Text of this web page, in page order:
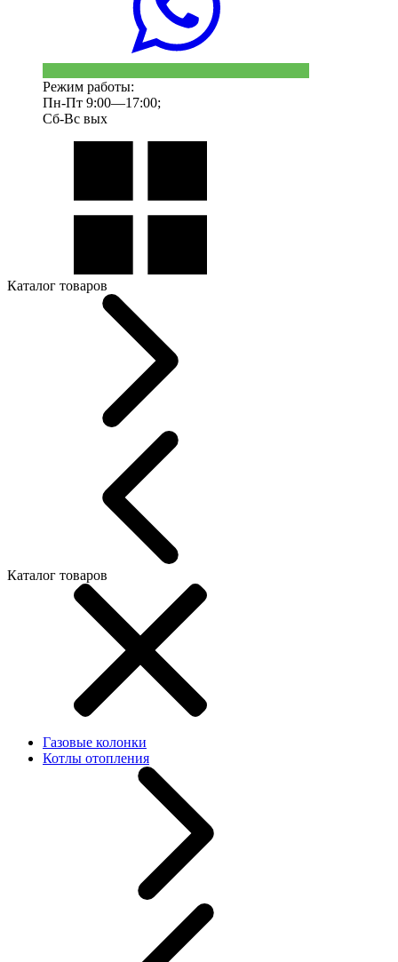
Режим работы:
Пн-Пт 9:00—17:00;
Сб-Вс вых
Каталог товаров
Каталог товаров
Газовые колонки
Котлы отопления